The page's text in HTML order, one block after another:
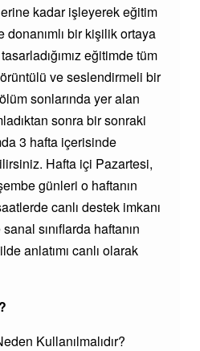
kadar işleyerek eğitim
bir kişilik ortaya
eğitimde tüm
ve seslendirmeli bir
sonlarında yer alan
sonra bir sonraki
3 hafta içerisinde
Hafta içi Pazartesi,
günleri o haftanın
canlı destek imkanı
sınıflarda haftanın
anlatımı canlı olarak
Kullanılmalıdır?